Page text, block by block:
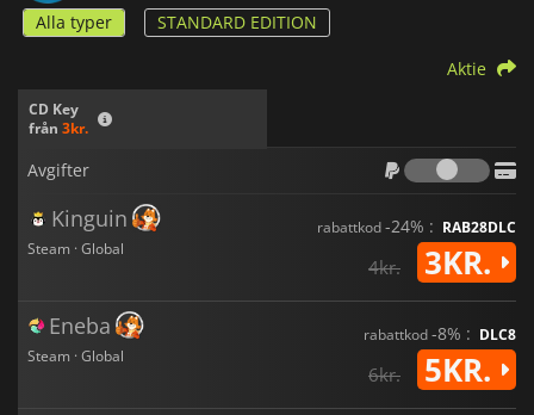
Alla typer STANDARD EDITION
CD Key
från 3kr.
Aktie
Avgifter
Kinguin
Steam · Global
rabattkod-24% : RAB28DLC
4kr. 3KR.
Eneba
Steam · Global
rabattkod-8% : DLC8
6kr. 5KR.